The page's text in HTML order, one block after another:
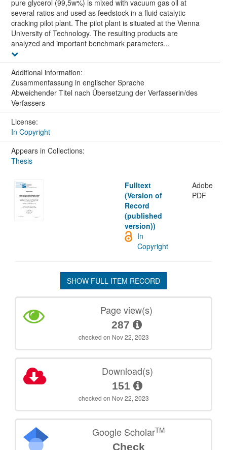
pure glycerol (99,5w%) is mixed with vacuum gas oil at
several ratios and used as feedstock in a fluid catalytic
cracking pilot plant. The pilot plant is situated at the Vienna
University of Technology. The resulting products are
analyzed and important benchmark parameters...
Additional information:
Zusammenfassung in englischer Sprache
Abweichender Titel nach Übersetzung der Verfasserin/des
Verfassers
License:
In Copyright
Appears in Collections:
Thesis
Fulltext
(Version of
Record
(published
version))
Adobe
PDF
In
Copyright
SHOW FULL ITEM RECORD
Page view(s)
287
checked on Nov 22, 2023
Download(s)
151
checked on Nov 22, 2023
Google ScholarTM
Check